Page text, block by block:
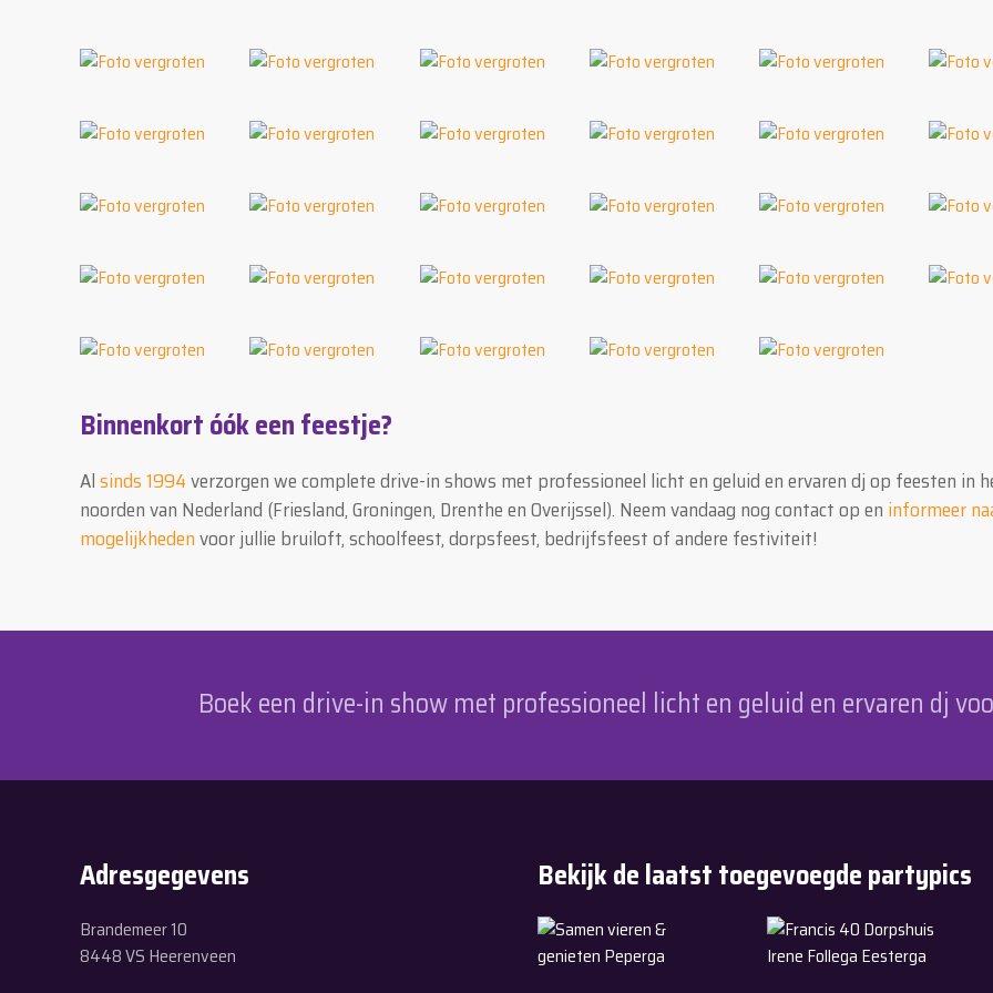
Binnenkort óók een feestje?
Alsinds 1994verzorgen we complete drive-in shows met professioneel licht en geluid en ervaren dj op feesten in
noorden van Nederland (Friesland, Groningen, Drenthe en Overijssel). Neem vandaag nog contact op en informeer
mogelijkhedenvoor jullie bruiloft, schoolfeest, dorpsfeest, bedrijfsfeest of andere festiviteit!
Boek een drive-in show met professioneel licht en geluid en ervaren dj
Adresgegevens
Brandemeer 10
8448 VS Heerenveen
Bekijk de laatst toegevoegde partypics
Samen vieren & genieten PepergaFrancis 40 Dorpshuis Irene